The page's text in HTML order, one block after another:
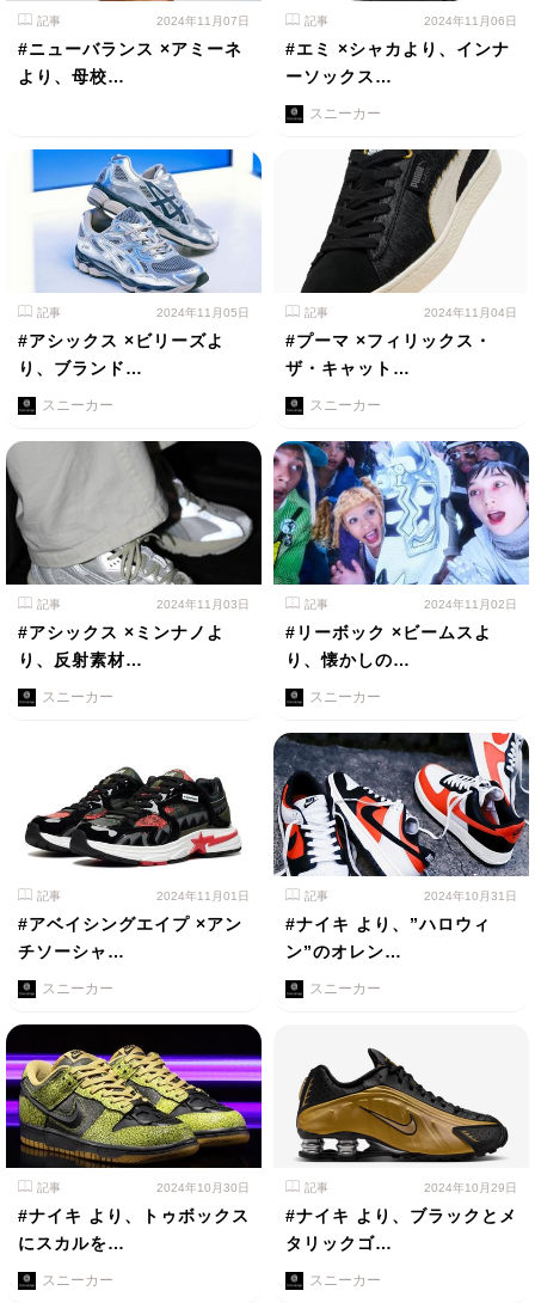
記事 2024年11月07日
#ニューバランス ×アミーネ
より、母校…
記事 2024年11月06日
#エミ ×シャカより、インナ
ーソックス…
スニーカー
記事 2024年11月05日
#アシックス ×ビリーズよ
り、ブランド…
スニーカー
記事 2024年11月04日
#プーマ ×フィリックス・
ザ・キャット…
スニーカー
記事 2024年11月03日
#アシックス ×ミンナノよ
り、反射素材…
スニーカー
記事 2024年11月02日
#リーボック ×ビームスよ
り、懐かしの…
スニーカー
記事 2024年11月01日
#アベイシングエイプ ×アン
チソーシャ…
スニーカー
記事 2024年10月31日
#ナイキ より、”ハロウィ
ン”のオレン…
スニーカー
記事 2024年10月30日
#ナイキ より、トゥボックス
にスカルを…
スニーカー
記事 2024年10月29日
#ナイキ より、ブラックとメ
タリックゴ…
スニーカー